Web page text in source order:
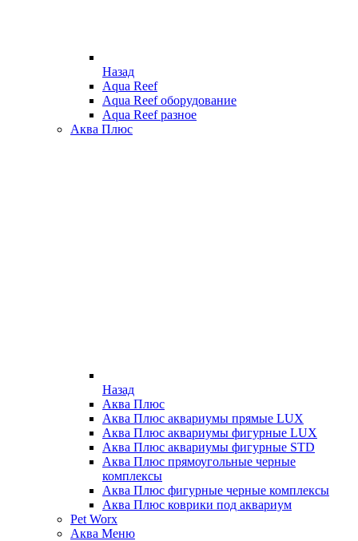
Назад
Aqua Reef
Aqua Reef оборудование
Aqua Reef разное
Аква Плюс
Назад
Аква Плюс
Аква Плюс аквариумы прямые LUX
Аква Плюс аквариумы фигурные LUX
Аква Плюс аквариумы фигурные STD
Аква Плюс прямоугольные черные
комплексы
Аква Плюс фигурные черные комплексы
Аква Плюс коврики под аквариум
Pet Worx
Аква Меню